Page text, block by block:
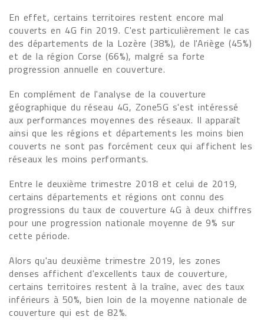
En effet, certains territoires restent encore mal
couverts en 4G fin 2019. C'est particulièrement le cas
des départements de la Lozère (38%), de l'Ariège (45%)
et de la région Corse (66%), malgré sa forte
progression annuelle en couverture.
En complément de l'analyse de la couverture
géographique du réseau 4G, Zone5G s'est intéressé
aux performances moyennes des réseaux. Il apparaît
ainsi que les régions et départements les moins bien
couverts ne sont pas forcément ceux qui affichent les
réseaux les moins performants.
Entre le deuxième trimestre 2018 et celui de 2019,
certains départements et régions ont connu des
progressions du taux de couverture 4G à deux chiffres
pour une progression nationale moyenne de 9% sur
cette période.
Alors qu'au deuxième trimestre 2019, les zones
denses affichent d'excellents taux de couverture,
certains territoires restent à la traîne, avec des taux
inférieurs à 50%, bien loin de la moyenne nationale de
couverture qui est de 82%.